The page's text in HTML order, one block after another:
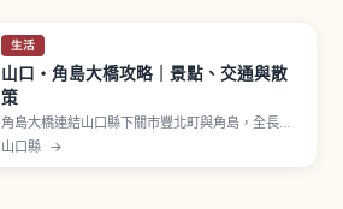
生活
山口・角島大橋攻略｜景點、交通與散
策
角島大橋連結山口縣下關市豐北町與角島，全長
1,780公尺，2000年（平成12年）11月通車，通行
山口縣 →